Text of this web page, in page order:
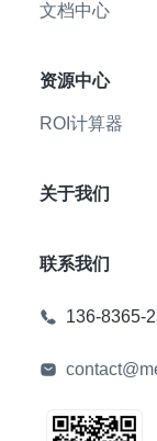
文档中心
资源中心
ROI计算器
关于我们
联系我们
136-8365-